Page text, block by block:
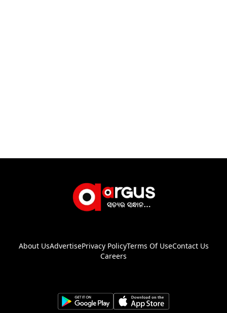
About UsAdvertisePrivacy PolicyTerms Of UseContact Us
Careers